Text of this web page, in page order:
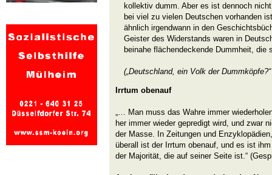
kollektiv dumm. Aber es ist dennoch
bei viel zu vielen Deutschen vorhanden
ähnlich irgendwann in den
Geister des Widerstands waren in
beinahe flächendeckende Dummheit,
(„Deutschland, ein Volk der
Irrtum obenauf
„… Man muss das Wahre immer
her immer wieder gepredigt wird, und zwar
der Masse. In Zeitungen und
überall ist der Irrtum obenauf, und es ist
der Majorität, die auf seiner Seite ist.“